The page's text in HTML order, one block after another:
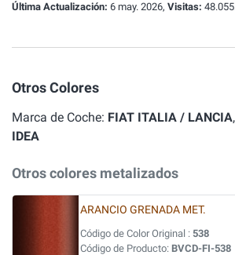
Última Actualización: 6 may. 2026, Visitas:
Otros Colores
Marca de Coche: FIAT ITALIA / LANCIA
IDEA
Otros colores metalizados
ARANCIO GRENADA MET.
Código de Color Original : 538
Código de Producto: BVCD-FI-538